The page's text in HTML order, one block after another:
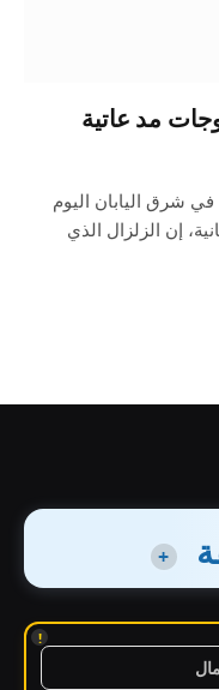
مد عاتية
النائية في شرق اليابان اليوم
إن الزلزال الذي
+
!